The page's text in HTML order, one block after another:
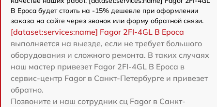
B Epoca будет стоить на -15% дешевле при оформлении
заказа на сайте через звонок или форму обратной связи.
[dataset:services:name] Fagor 2FI-4GL B Epoca
выполняется на выезде, если не требует большого
оборудования и сложного ремонта. В таких случаях
наш мастер привезет Fagor 2FI-4GL B Epoca в
сервис-центр Fagor в Санкт-Петербурге и привезет
обратно.
Позвоните и наш сотрудник сц Fagor в Санкт-